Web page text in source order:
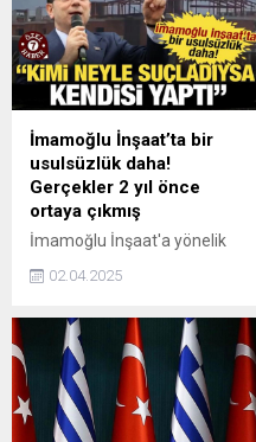
İmamoğlu İnşaat’ta bir
usulsüzlük daha!
Gerçekler 2 yıl önce
ortaya çıkmış
İmamoğlu İnşaat'a yönelik
Beylikdüzü'ndeki projelerde
ruhsata aykırı olduğu tespit
edildi. Gazeteci Cengiz
Alçayır ise kaçak yapılarına
ilişkin videoyu paylaşarak
Haber7'ye özel açıklama
02.04.2025